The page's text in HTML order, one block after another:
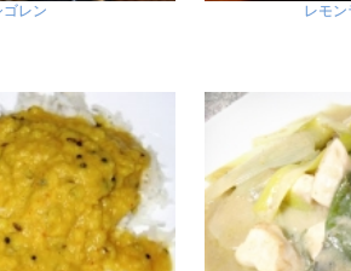
ゴレン レモ